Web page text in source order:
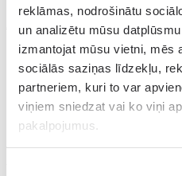
reklāmas, nodrošinātu
un analizētu mūsu
izmantojat mūsu vietni, mēs
sociālās saziņas līdzekļu,
partneriem, kuri to var
viņiem sniedzat vai ko viņi
pakalpojumus.
Aizsargbrilles